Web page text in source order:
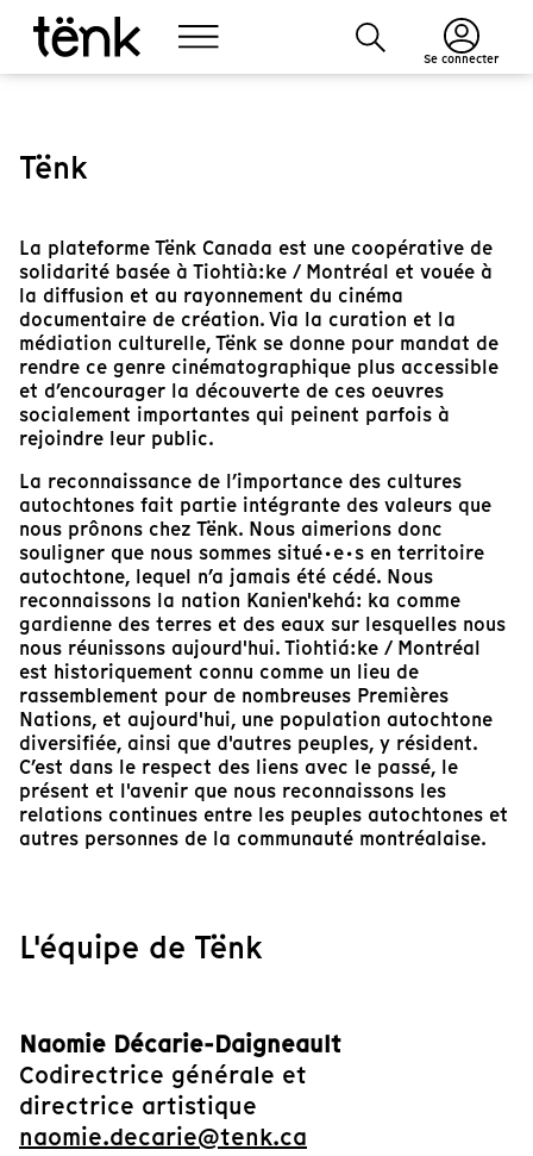
Se connecter
Tënk
La plateforme Tënk Canada est une coopérative de
solidarité basée à Tiohtià:ke / Montréal et vouée à
la diffusion et au rayonnement du cinéma
documentaire de création. Via la curation et la
médiation culturelle, Tënk se donne pour mandat de
rendre ce genre cinématographique plus accessible
et d’encourager la découverte de ces oeuvres
socialement importantes qui peinent parfois à
rejoindre leur public.
La reconnaissance de l’importance des cultures
autochtones fait partie intégrante des valeurs que
nous prônons chez Tënk. Nous aimerions donc
souligner que nous sommes situé·e·s en territoire
autochtone, lequel n’a jamais été cédé. Nous
reconnaissons la nation Kanien'kehá: ka comme
gardienne des terres et des eaux sur lesquelles nous
nous réunissons aujourd'hui. Tiohtiá:ke / Montréal
est historiquement connu comme un lieu de
rassemblement pour de nombreuses Premières
Nations, et aujourd'hui, une population autochtone
diversifiée, ainsi que d'autres peuples, y résident.
C’est dans le respect des liens avec le passé, le
présent et l'avenir que nous reconnaissons les
relations continues entre les peuples autochtones et
autres personnes de la communauté montréalaise.
L'équipe de Tënk
Naomie Décarie-Daigneault
Codirectrice générale et
directrice artistique
naomie.decarie@tenk.ca